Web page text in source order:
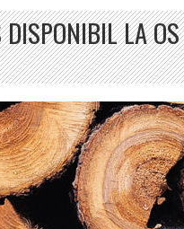
LA